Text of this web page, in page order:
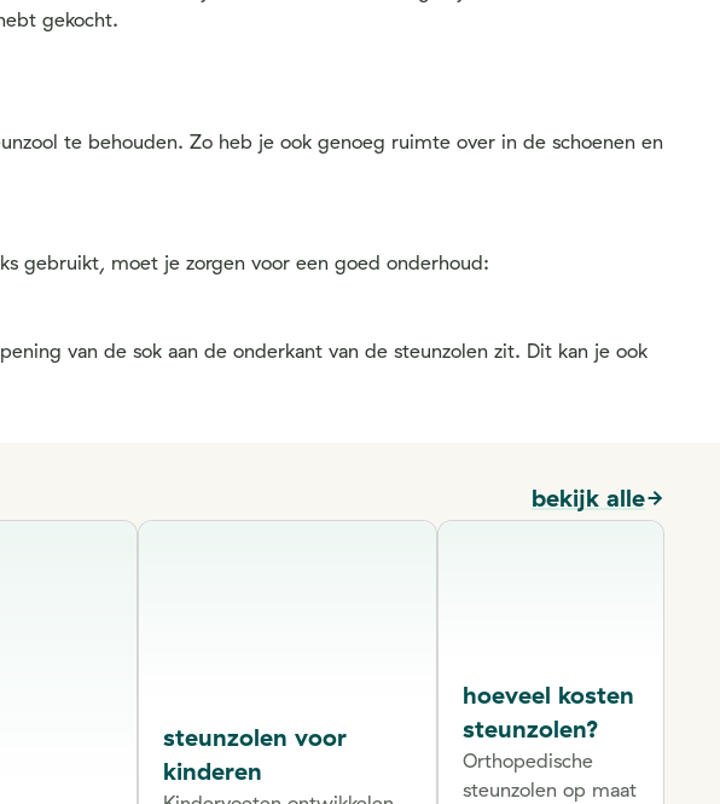
gekocht.
te behouden. Zo heb je ook genoeg ruimte over in de schoenen en
gebruikt, moet je zorgen voor een goed onderhoud:
van de sok aan de onderkant van de steunzolen zit. Dit kan je ook
bekijk alle
steunzolen voor
kinderen
hoeveel kosten
steunzolen?
Orthopedische
steunzolen op maat